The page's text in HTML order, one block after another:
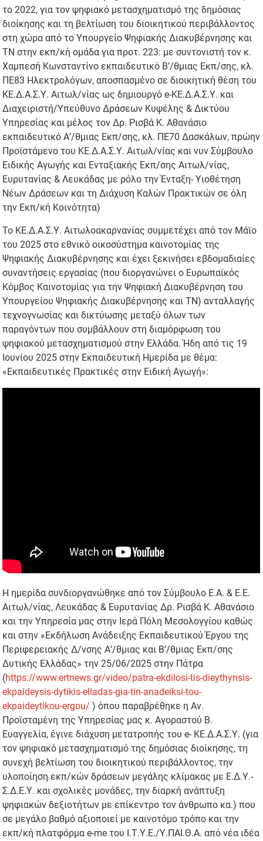
το 2022, για τον ψηφιακό μετασχηματισμό της δημόσιας
διοίκησης και τη βελτίωση του διοικητικού περιβάλλοντος
στη χώρα από το Υπουργείο Ψηφιακής Διακυβέρνησης και
ΤΝ στην εκπ/κή ομάδα για πρoτ. 223: με συντονιστή τον κ.
Χαμπεσή Κωνσταντίνο εκπαιδευτικό Β’/θμιας Εκπ/σης, κλ.
ΠΕ83 Ηλεκτρολόγων, αποσπασμένο σε διοικητική θέση του
ΚΕ.Δ.Α.Σ.Υ. Αιτωλ/νίας ως δημιουργό e-ΚΕ.Δ.Α.Σ.Υ. και
Διαχειριστή/Υπεύθυνο Δράσεων Κυψέλης & Δικτύου
Υπηρεσίας και μέλος τον Δρ. Ρισβά Κ. Αθανάσιο
εκπαιδευτικό Α’/θμιας Εκπ/σης, κλ. ΠΕ70 Δασκάλων, πρώην
Προϊστάμενο του ΚΕ.Δ.Α.Σ.Υ. Αιτωλ/νίας και νυν Σύμβουλο
Ειδικής Αγωγής και Ενταξιακής Εκπ/σης Αιτωλ/νίας,
Ευρυτανίας & Λευκάδας με ρόλο την Ένταξη- Υιοθέτηση
Νέων Δράσεων και τη Διάχυση Καλών Πρακτικών σε όλη
την Εκπ/κή Κοινότητα)
Το ΚΕ.Δ.Α.Σ.Υ. Αιτωλοακαρνανίας συμμετέχει από τον Μάϊο
του 2025 στο εθνικό οικοσύστημα καινοτομίας της
Ψηφιακής Διακυβέρνησης και έχει ξεκινήσει εβδομαδιαίες
συναντήσεις εργασίας (που διοργανώνει ο Ευρωπαϊκός
Κόμβος Καινοτομίας για την Ψηφιακή Διακυβέρνηση του
Υπουργείου Ψηφιακής Διακυβέρνησης και ΤΝ) ανταλλαγής
τεχνογνωσίας και δικτύωσης μεταξύ όλων των
παραγόντων που συμβάλλουν στη διαμόρφωση του
ψηφιακού μετασχηματισμού στην Ελλάδα. Ήδη από τις 19
Ιουνίου 2025 στην Εκπαιδευτική Ημερίδα με θέμα:
«Εκπαιδευτικές Πρακτικές στην Ειδική Αγωγή»:
Η ημερίδα συνδιοργανώθηκε από τον Σύμβουλο Ε.Α. & Ε.Ε.
Αιτωλ/νίας, Λευκάδας & Ευρυτανίας Δρ. Ρισβά Κ. Αθανάσιο
και την Υπηρεσία μας στην Ιερά Πόλη Μεσολογγίου καθώς
και στην «Εκδήλωση Ανάδειξης Εκπαιδευτικού Έργου της
Περιφερειακής Δ/νσης Α’/θμιας και Β’/θμιας Εκπ/σης
Δυτικής Ελλάδας» την 25/06/2025 στην Πάτρα
(https://www.ertnews.gr/video/patra-ekdilosi-tis-dieythynsis-
ekpaideysis-dytikis-elladas-gia-tin-anadeiksi-tou-
ekpaideytikou-ergou/ ) όπου παραβρέθηκε η Αν.
Προϊσταμένη της Υπηρεσίας μας κ. Αγοραστού Β.
Ευαγγελία, έγινε διάχυση μετατροπής του e- ΚΕ.Δ.Α.Σ.Υ. (για
τον ψηφιακό μετασχηματισμό της δημόσιας διοίκησης, τη
συνεχή βελτίωση του διοικητικού περιβάλλοντος, την
υλοποίηση εκπ/κών δράσεων μεγάλης κλίμακας με Ε.Δ.Υ.-
Σ.Δ.Ε.Υ. και σχολικές μονάδες, την διαρκή ανάπτυξη
ψηφιακών δεξιοτήτων με επίκεντρο τον άνθρωπο κα.) που
σε μεγάλο βαθμό αξιοποιεί με καινοτόμο τρόπο και την
εκπ/κή πλατφόρμα e-me του Ι.Τ.Υ.Ε./Υ.ΠΑΙ.Θ.Α. από νέα ιδέα